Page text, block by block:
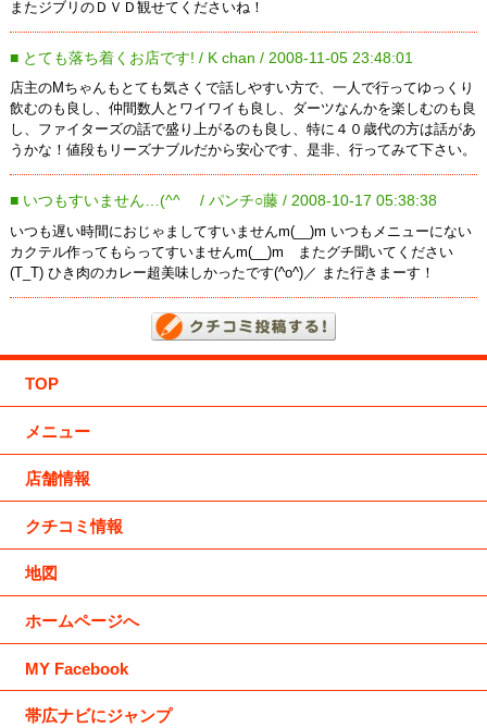
またジブリのＤＶＤ観せてくださいね！
■ とても落ち着くお店です! / K chan / 2008-11-05 23:48:01
店主のMちゃんもとても気さくで話しやすい方で、一人で行ってゆっくり
飲むのも良し、仲間数人とワイワイも良し、ダーツなんかを楽しむのも良
し、ファイターズの話で盛り上がるのも良し、特に４０歳代の方は話があ
うかな！値段もリーズナブルだから安心です、是非、行ってみて下さい。
■ いつもすいません…(^^ゞ / パンチ○藤 / 2008-10-17 05:38:38
いつも遅い時間におじゃましてすいませんm(__)m いつもメニューにない
カクテル作ってもらってすいませんm(__)m またグチ聞いてください
(T_T) ひき肉のカレー超美味しかったです(^o^)／ また行きまーす！
TOP
メニュー
店舗情報
クチコミ情報
地図
ホームページへ
MY Facebook
帯広ナビにジャンプ